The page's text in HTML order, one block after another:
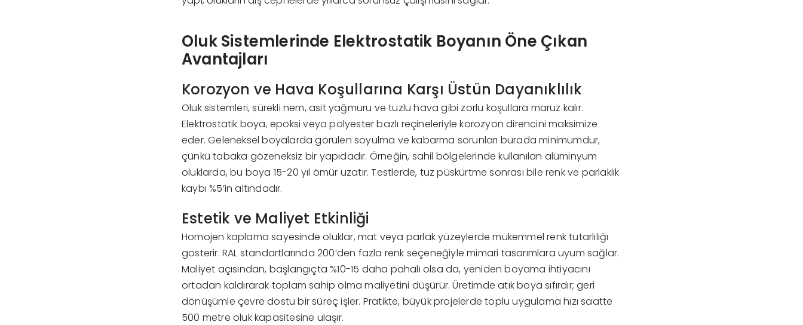
Oluk Sistemlerinde Elektrostatik Boyanın Öne Çıkan
Avantajları
Korozyon ve Hava Koşullarına Karşı Üstün Dayanıklılık
Oluk sistemleri, sürekli nem, asit yağmuru ve tuzlu hava gibi zorlu koşullara maruz kalır.
Elektrostatik boya, epoksi veya polyester bazlı reçineleriyle korozyon direncini maksimize
eder. Geleneksel boyalarda görülen soyulma ve kabarma sorunları burada minimumdur,
çünkü tabaka gözeneksiz bir yapıdadır. Örneğin, sahil bölgelerinde kullanılan alüminyum
oluklarda, bu boya 15-20 yıl ömür uzatır. Testlerde, tuz püskürtme sonrası bile renk ve parlaklık
kaybı %5’in altındadır.
Estetik ve Maliyet Etkinliği
Homojen kaplama sayesinde oluklar, mat veya parlak yüzeylerde mükemmel renk tutarlılığı
gösterir. RAL standartlarında 200’den fazla renk seçeneğiyle mimari tasarımlara uyum sağlar.
Maliyet açısından, başlangıçta %10-15 daha pahalı olsa da, yeniden boyama ihtiyacını
ortadan kaldırarak toplam sahip olma maliyetini düşürür. Üretimde atık boya sıfırdır; geri
dönüşümle çevre dostu bir süreç işler. Pratikte, büyük projelerde toplu uygulama hızı saatte
500 metre oluk kapasitesine ulaşır.